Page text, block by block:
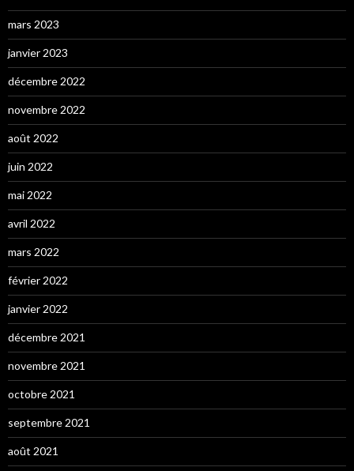
mars 2023
janvier 2023
décembre 2022
novembre 2022
août 2022
juin 2022
mai 2022
avril 2022
mars 2022
février 2022
janvier 2022
décembre 2021
novembre 2021
octobre 2021
septembre 2021
août 2021